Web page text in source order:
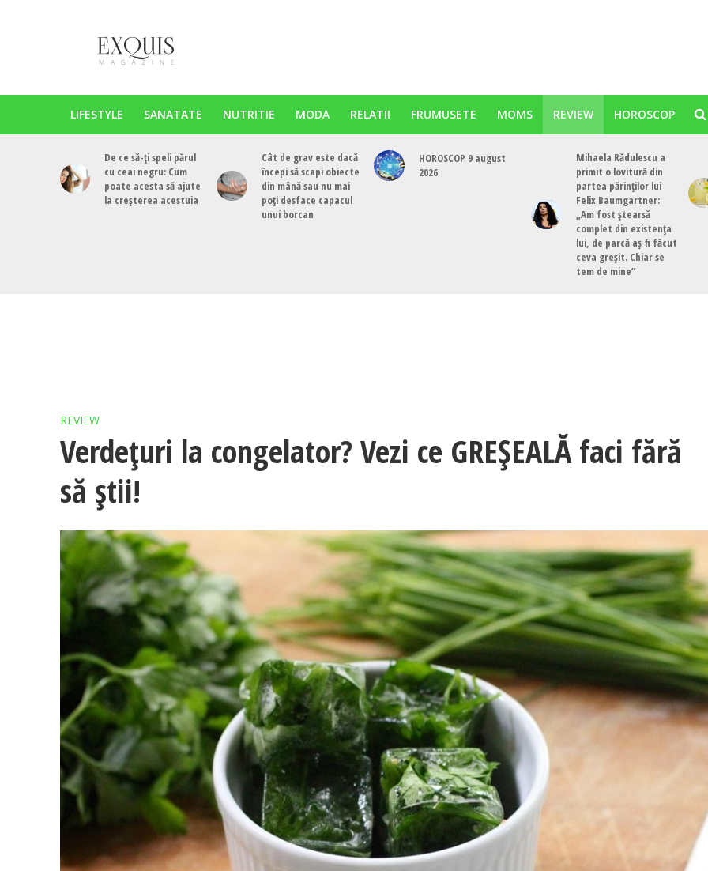
LIFESTYLE SANATATE NUTRITIE MODA RELATII FRUMUSETE MOMS REVIEW HOROSCOP
De ce să-ți speli părul
cu ceai negru: Cum
poate acesta să ajute
la creșterea acestuia
Cât de grav este dacă
începi să scapi obiecte
din mână sau nu mai
poți desface capacul
unui borcan
HOROSCOP 9 august
2026
Mihaela Rădulescu a
primit o lovitură din
partea părinților lui
Felix Baumgartner:
„Am fost ștearsă
complet din existența
lui, de parcă aș fi făcut
ceva greșit. Chiar se
tem de mine”
REVIEW
Verdețuri la congelator? Vezi ce GREȘEALĂ faci fără
să știi!